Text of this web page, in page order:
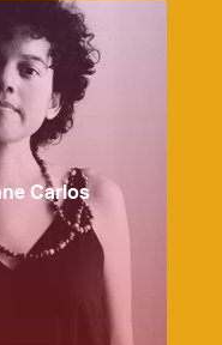
Carlos